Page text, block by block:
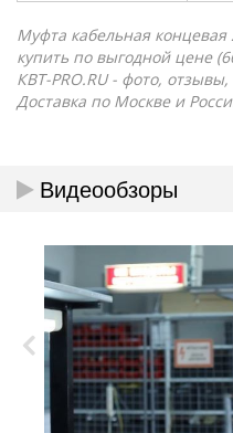
Муфта кабельная
купить по выгодной цене
КВТ-PRO.RU - фото,
Доставка по Москве и
Видеообзоры